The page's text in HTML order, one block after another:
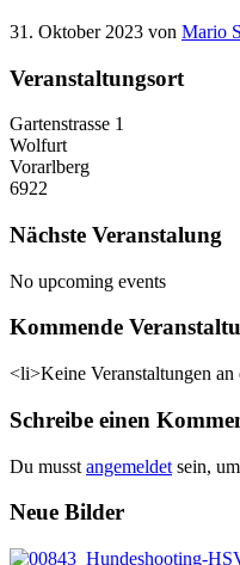
31. Oktober 2023 von Mario
Veranstaltungsort
Gartenstrasse 1
Wolfurt
Vorarlberg
6922
Nächste Veranstalung
No upcoming events
Kommende
<li>Keine Veranstaltungen
Interaktionen
Schreibe einen
Du musst angemeldet sein,
Footer
Neue Bilder